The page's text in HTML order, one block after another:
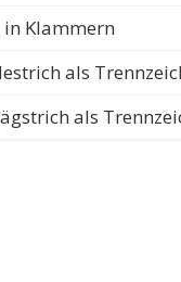
Klammern
als
als